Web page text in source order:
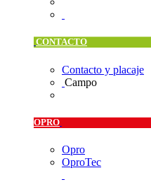
CONTACTO
Contacto y placaje
Campo
OPRO
Opro
OproTec